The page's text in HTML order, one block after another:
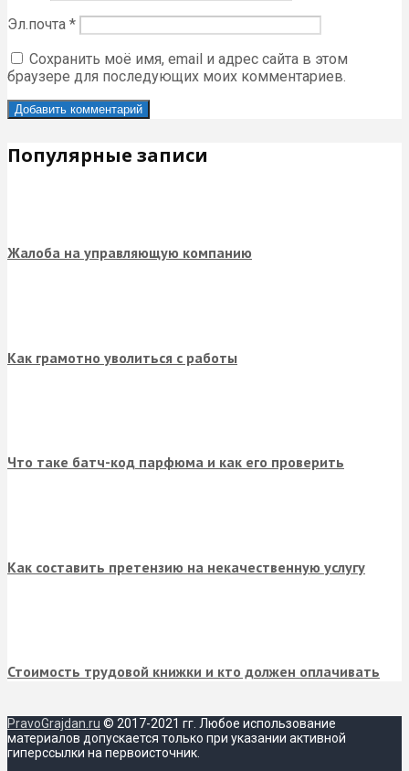
Эл.почта *
Сохранить моё имя, email и адрес сайта в этом
браузере для последующих моих комментариев.
Популярные записи
Жалоба на управляющую компанию
Как грамотно уволиться с работы
Что таке батч-код парфюма и как его проверить
Как составить претензию на некачественную услугу
Стоимость трудовой книжки и кто должен оплачивать
PravoGrajdan.ru © 2017-2021 гг. Любое использование
материалов допускается только при указании активной
гиперссылки на первоисточник.